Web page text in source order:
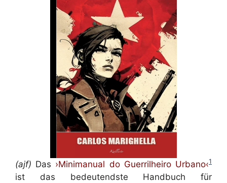
(ajf) Das ›Minimanual do Guerrilheiro Urbano‹1
ist das bedeutendste Handbuch für